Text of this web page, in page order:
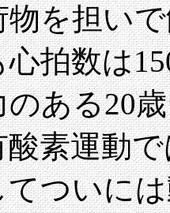
を担い
拍数は
ある20
素運動
ついに